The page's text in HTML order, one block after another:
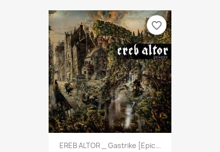
EREB ALTOR _ Gastrike [Epic...
favorite_border